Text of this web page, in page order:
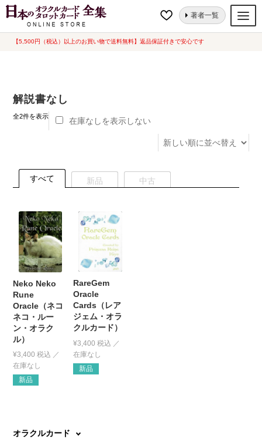
【5,500円（税込）以上のお買い物で送料無料】返品保証付きで安心です
ナ
コ
著者一覧
オラクルカード
ルノルマンカード
トランプ
希少品
書籍
カード関連グッズ
ホーム “解説書なし”にタグ付けされた商品
解説書なし
全2件を表示新
在庫なしを表示しない
すべて 新品 中古
Neko Neko
Rune
Oracle（ネコ
ネコ・ルー
ン・オラク
ル）
¥3,400 税込
新品
RareGem
Oracle
Cards（レア
ジェム・オラ
クルカード）
¥3,400 税込
新品
オラクルカード